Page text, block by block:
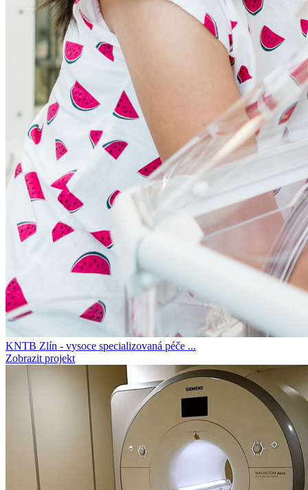
KNTB Zlín - vysoce specializovaná péče ...
Zobrazit projekt